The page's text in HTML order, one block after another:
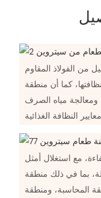
الفولاذ المقاوم
كما أن منطقة
ومعالجة مياه الصرف
مع استغلال أمثل
​​بما في ذلك منطقة
المحاسبة، ومنطقة